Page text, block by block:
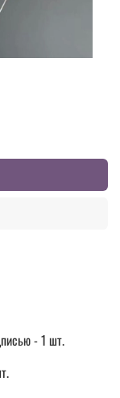
- 1 шт.